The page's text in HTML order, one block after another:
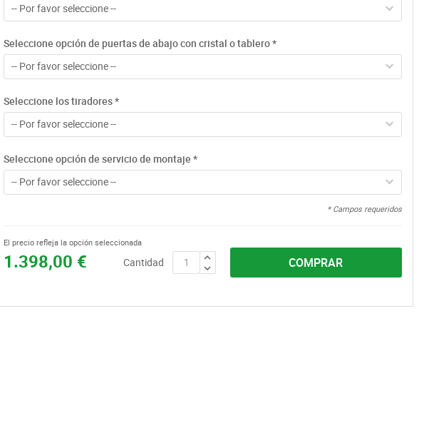
-- Por favor seleccione --
Seleccione opción de puertas de abajo con cristal o tablero*
-- Por favor seleccione --
Seleccione los tiradores*
-- Por favor seleccione --
Seleccione opción de servicio de montaje *
-- Por favor seleccione --
* Campos requeridos
1.398,00 €
El precio refleja la opción seleccionada
Cantidad COMPRAR